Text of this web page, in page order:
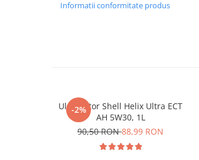
Informatii conformitate produs
-2%
Ulei motor Shell Helix Ultra ECT
AH 5W30, 1L
90,50 RON88,99 RON